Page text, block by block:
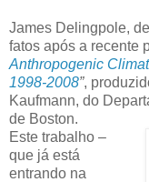
James Delingpole, de
fatos após a recente
Anthropogenic
1998-2008”,
Kaufmann, do
de Boston.
Este trabalho –
que já está
entrando na